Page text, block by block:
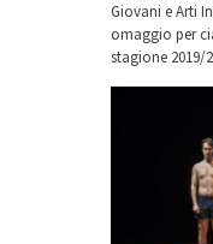
Giovani e Arti
omaggio per
stagione 2019/